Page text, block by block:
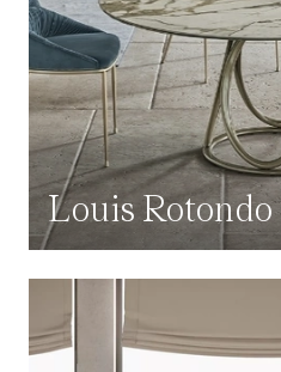
Louis Rotondo